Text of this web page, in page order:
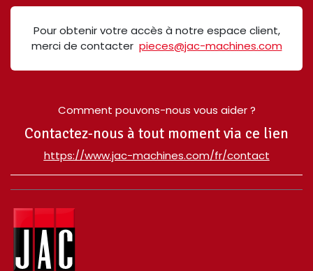
Pour obtenir votre accès à notre espace client,
merci de contacter pieces@jac-machines.com
Comment pouvons-nous vous aider ?
Contactez-nous à tout moment via ce lien
​https://www.jac-machines.com/fr/contact